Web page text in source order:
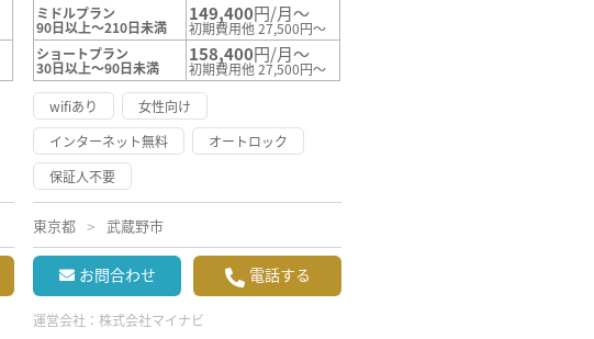
ミドルプラン
90日以上～210日未満
149,400円/月～
初期費用他 27,500円～
ショートプラン
30日以上～90日未満
158,400円/月～
初期費用他 27,500円～
wifiあり
女性向け
インターネット無料
オートロック
保証人不要
東京都 武蔵野市
お問合わせ 電話する
運営会社：株式会社マイナビ